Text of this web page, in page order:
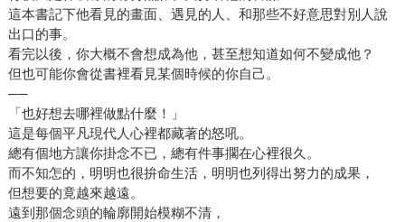
這本書記下他看見的畫面、遇見的人、和那些不好意思對別人說
出口的事。
看完以後，你大概不會想成為他，甚至想知道如何不變成他？
但也可能你會從書裡看見某個時候的你自己。
──
「也好想去哪裡做點什麼！」
這是每個平凡現代人心裡都藏著的怒吼。
總有個地方讓你掛念不已，總有件事擱在心裡很久。
而不知怎的，明明也很拚命生活，明明也列得出努力的成果，
但想要的竟越來越遠。
遠到那個念頭的輪廓開始模糊不清，